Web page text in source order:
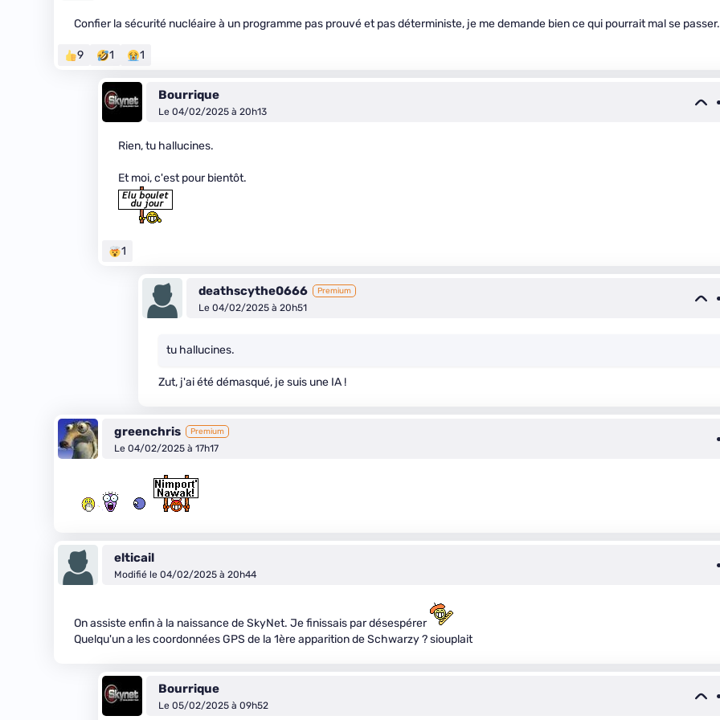
Confier la sécurité nucléaire à un programme pas prouvé et pas déterministe, je me demande bien ce qui pourrait mal se passer.
9 1 1
Bourrique
Le 04/02/2025 à 20h13
Rien, tu hallucines.
Et moi, c'est pour bientôt.
1
deathscythe0666 Premium
Le 04/02/2025 à 20h51
tu hallucines.
Zut, j'ai été démasqué, je suis une IA !
greenchris Premium
Le 04/02/2025 à 17h17
elticail
Modifié le 04/02/2025 à 20h44
On assiste enfin à la naissance de SkyNet. Je finissais par désespérer
Quelqu'un a les coordonnées GPS de la 1ère apparition de Schwarzy ? siouplait
Bourrique
Le 05/02/2025 à 09h52